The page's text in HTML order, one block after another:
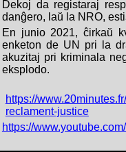
Dekoj da registaraj
danĝero, laŭ la NRO,
En junio 2021, ĉirkaŭ
enketon de UN pri la
akuzitaj pri kriminala
eksplodo.
https://
reclament-justice
https://